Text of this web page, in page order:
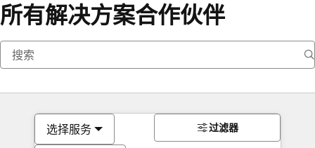
所有解决方案合作伙伴
选择服务 过滤器